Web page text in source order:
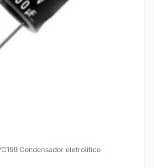
Samwha SD1E107M05011PC159 Condensador eletrolítico